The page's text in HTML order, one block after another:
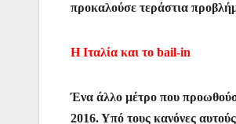
προκαλούσε τεράστια
Η Ιταλία και το bail-in
Ένα άλλο μέτρο που
2016. Υπό τους κανόνες